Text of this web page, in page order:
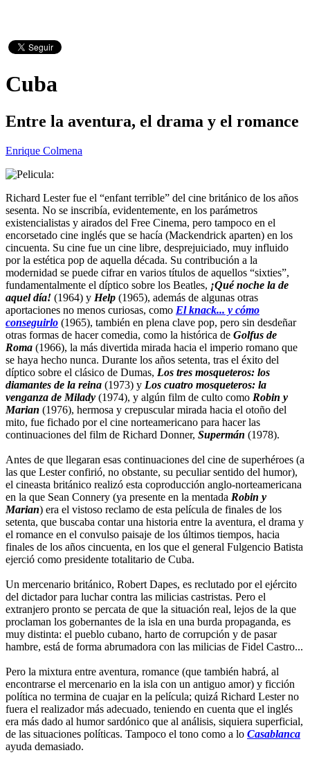
Cuba
Entre la aventura, el drama y el romance
Enrique Colmena
Richard Lester fue el “enfant terrible” del cine británico de los años
sesenta. No se inscribía, evidentemente, en los parámetros
existencialistas y airados del Free Cinema, pero tampoco en el
encorsetado cine inglés que se hacía (Mackendrick aparten) en los
cincuenta. Su cine fue un cine libre, desprejuiciado, muy influido
por la estética pop de aquella década. Su contribución a la
modernidad se puede cifrar en varios títulos de aquellos “sixties”,
fundamentalmente el díptico sobre los Beatles, ¡Qué noche la de
aquel día! (1964) y Help (1965), además de algunas otras
aportaciones no menos curiosas, como El knack... y cómo
conseguirlo (1965), también en plena clave pop, pero sin desdeñar
otras formas de hacer comedia, como la histórica de Golfus de
Roma (1966), la más divertida mirada hacia el imperio romano que
se haya hecho nunca. Durante los años setenta, tras el éxito del
díptico sobre el clásico de Dumas, Los tres mosqueteros: los
diamantes de la reina (1973) y Los cuatro mosqueteros: la
venganza de Milady (1974), y algún film de culto como Robin y
Marian (1976), hermosa y crepuscular mirada hacia el otoño del
mito, fue fichado por el cine norteamericano para hacer las
continuaciones del film de Richard Donner, Supermán (1978).
Antes de que llegaran esas continuaciones del cine de superhéroes (a
las que Lester confirió, no obstante, su peculiar sentido del humor),
el cineasta británico realizó esta coproducción anglo-norteamericana
en la que Sean Connery (ya presente en la mentada Robin y
Marian) era el vistoso reclamo de esta película de finales de los
setenta, que buscaba contar una historia entre la aventura, el drama y
el romance en el convulso paisaje de los últimos tiempos, hacia
finales de los años cincuenta, en los que el general Fulgencio Batista
ejerció como presidente totalitario de Cuba.
Un mercenario británico, Robert Dapes, es reclutado por el ejército
del dictador para luchar contra las milicias castristas. Pero el
extranjero pronto se percata de que la situación real, lejos de la que
proclaman los gobernantes de la isla en una burda propaganda, es
muy distinta: el pueblo cubano, harto de corrupción y de pasar
hambre, está de forma abrumadora con las milicias de Fidel Castro...
Pero la mixtura entre aventura, romance (que también habrá, al
encontrarse el mercenario en la isla con un antiguo amor) y ficción
política no termina de cuajar en la película; quizá Richard Lester no
fuera el realizador más adecuado, teniendo en cuenta que el inglés
era más dado al humor sardónico que al análisis, siquiera superficial,
de las situaciones políticas. Tampoco el tono como a lo Casablanca
ayuda demasiado.